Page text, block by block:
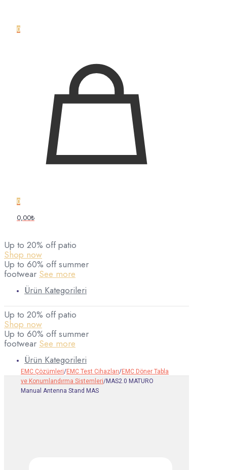
0
0
0,00₺
Up to 20% off patio
Shop now
Up to 60% off summer
footwear See more
Ürün Kategorileri
Up to 20% off patio
Shop now
Up to 60% off summer
footwear See more
Ürün Kategorileri
EMC Çözümleri/EMC Test Cihazları/EMC Döner Tabla
ve Konumlandırma Sistemleri/MAS2.0 MATURO
Manual Antenna Stand MAS